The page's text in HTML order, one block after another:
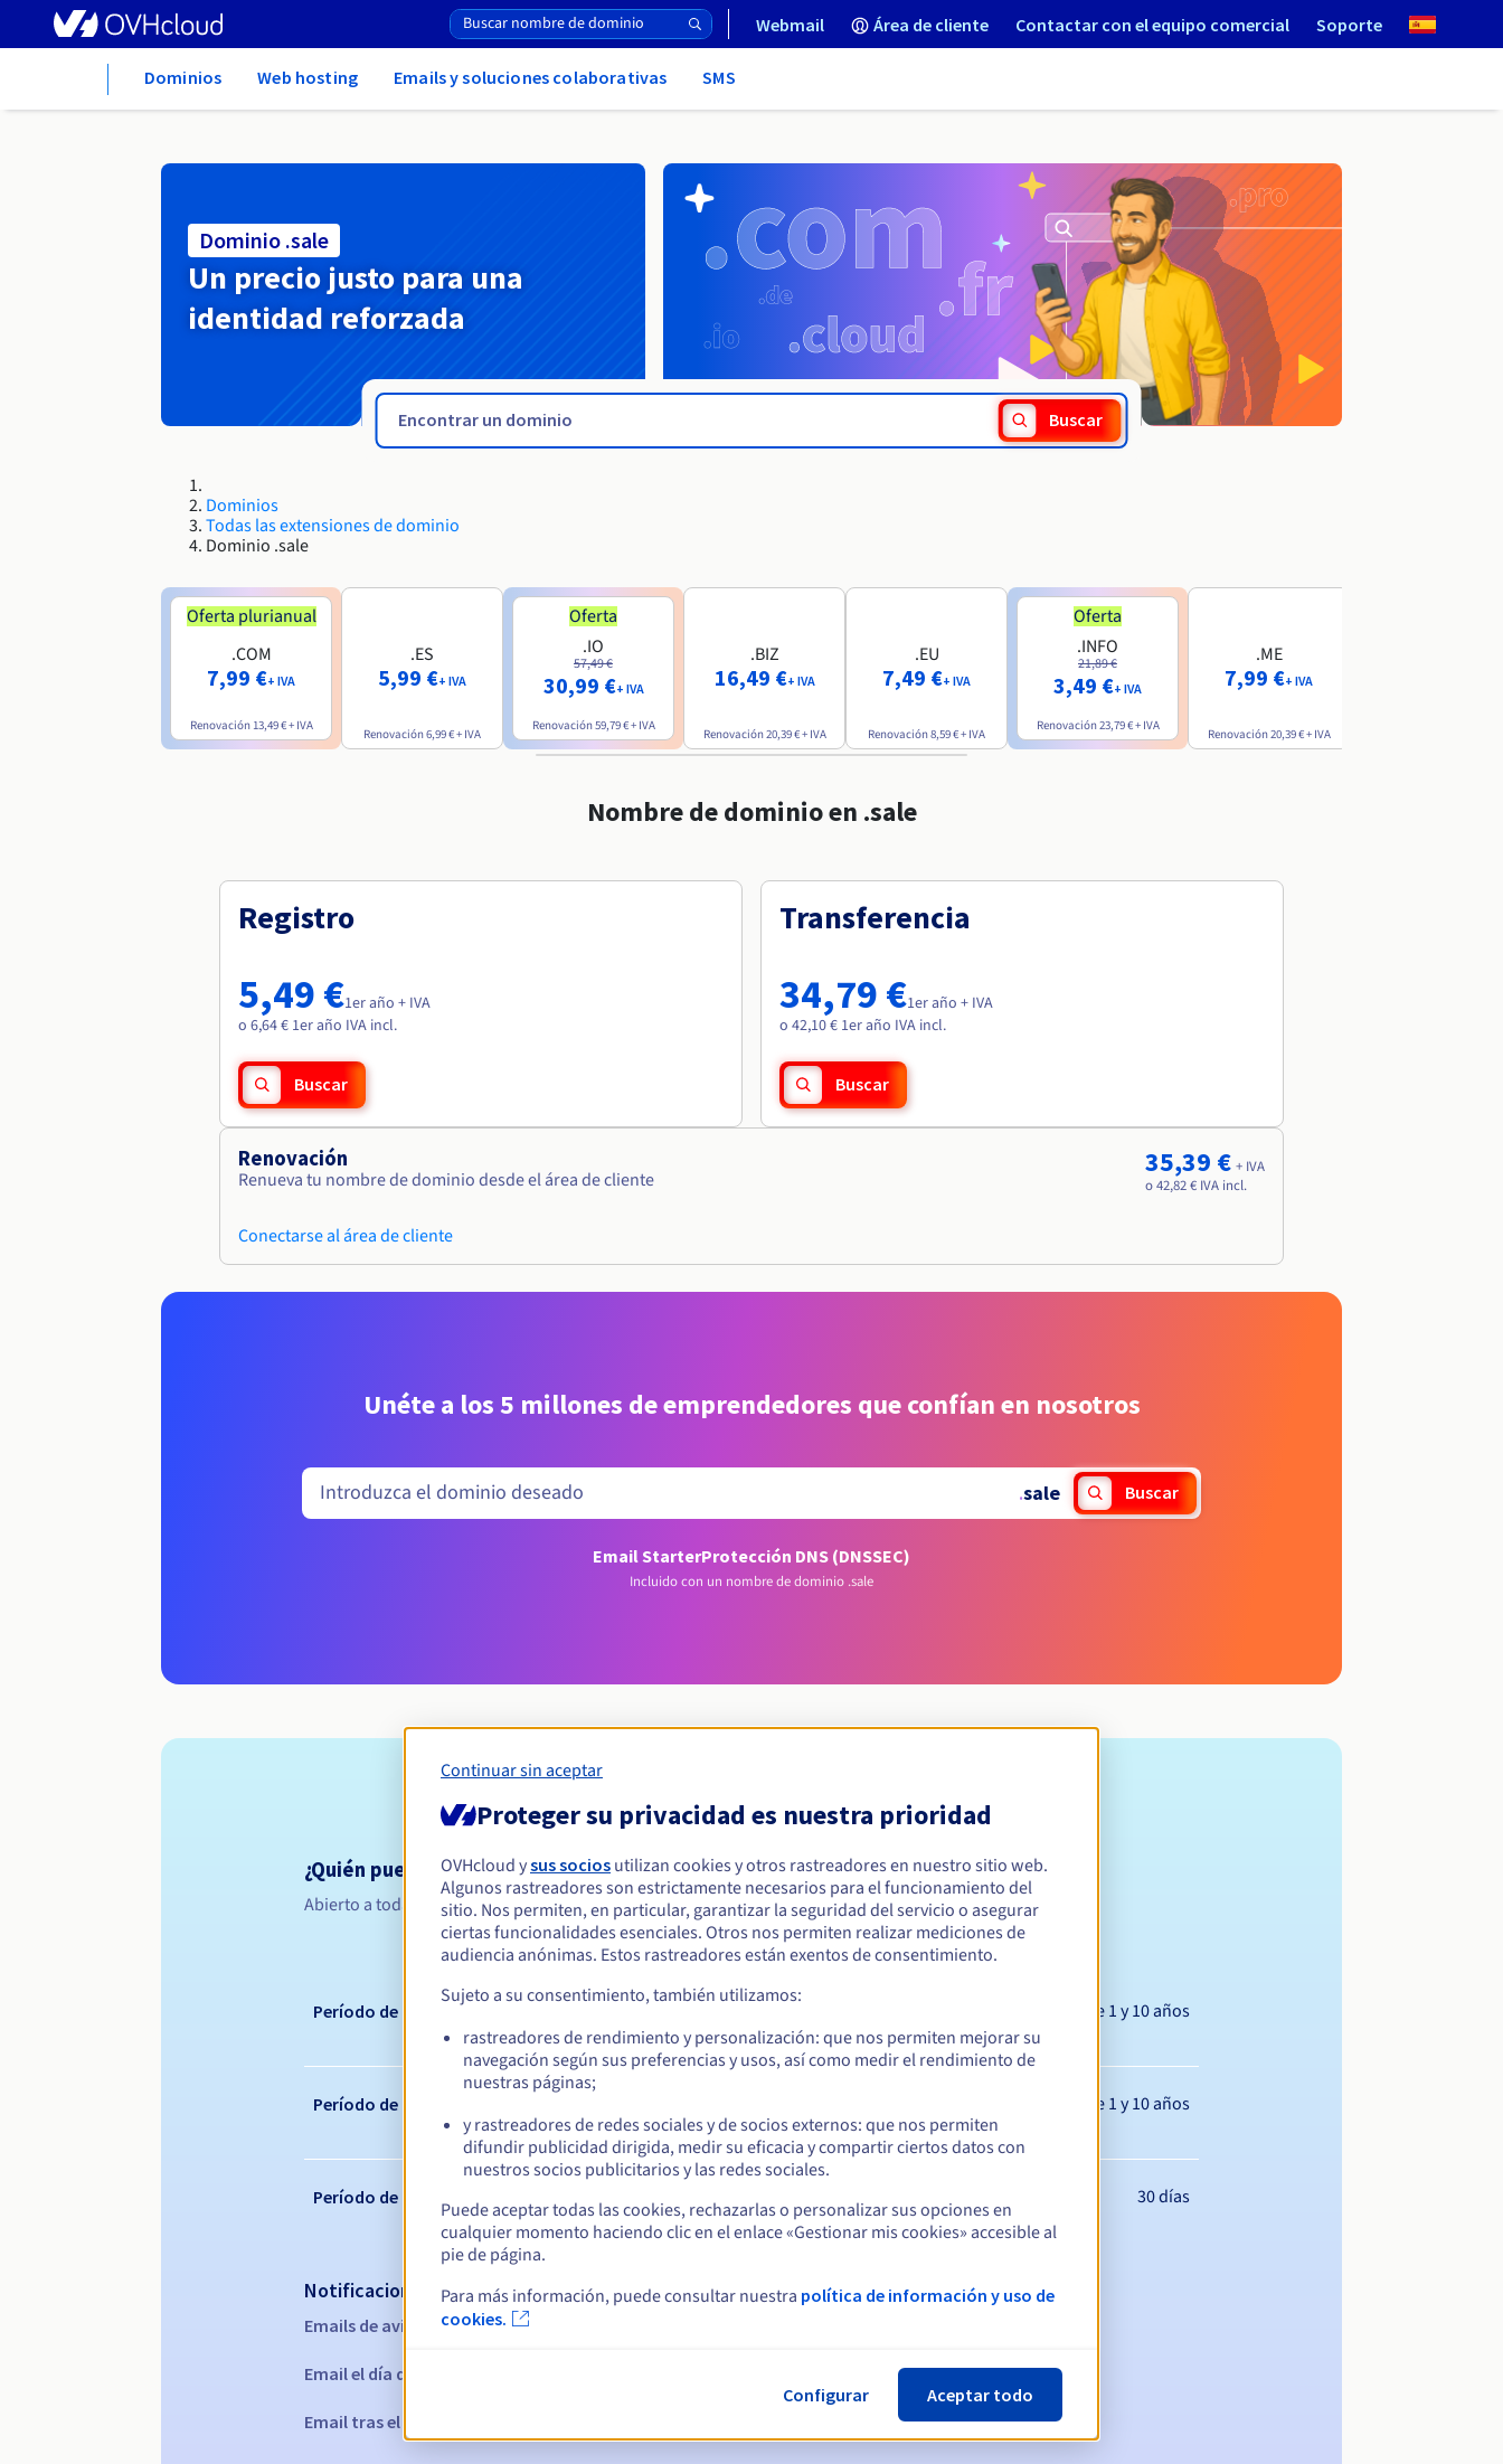
Webmail Área de cliente Contactar con el equipo comercial Soporte
Dominios Web hosting Emails y soluciones colaborativas SMS
Dominio .sale
Un precio justo para una
identidad reforzada
Buscar
Dominios
Todas las extensiones de dominio
Dominio .sale
Oferta plurianual
.COM
7,99 €+ IVA
Renovación 13,49 €+ IVA
.ES
5,99 €+ IVA
Renovación6,99 €+ IVA
Oferta
.IO
57,49 €
30,99 €+ IVA
Renovación59,79 €+ IVA
.BIZ
16,49 €+ IVA
Renovación20,39 €+ IVA
.EU
7,49 €+ IVA
Renovación8,59 €+ IVA
Oferta
.INFO
21,89 €
3,49 €+ IVA
Renovación23,79 €+ IVA
.ME
7,99 €+ IVA
Renovación20,39 €+ IVA
Nombre de dominio en .sale
Registro
5,49 €1er año + IVA
o 6,64 € 1er año IVA incl.
Buscar
Transferencia
34,79 €1er año + IVA
o 42,10 € 1er año IVA incl.
Buscar
Renovación
Renueva tu nombre de dominio desde el área de cliente
Conectarse al área de cliente
35,39 € + IVA
o 42,82 € IVA incl.
Unéte a los 5 millones de emprendedores que confían en nosotros
.sale Buscar
Email StarterProtección DNS (DNSSEC)
Incluido con un nombre de dominio .sale
Condiciones de elegibilidad
¿Quién puede registrar un .sale?
Abierto a todas las personas físicas o jurídicas, sin restricción geográfica.
Reglas de gestión y notificaciones
Período de registro Entre 1 y 10 años
Período de renovación Entre 1 y 10 años
Período de redención 30 días
Notificaciones automáticas:
Emails de aviso: 60, 30, 15, 7 y 3 días antes de la fecha de vencimiento
Email el día del vencimiento para notificar la suspensión del nombre de dominio
Email tras el periodo de gracia de redención para notificar la eliminación del nombre de dominio
Continuar sin aceptar
Proteger su privacidad es nuestra prioridad
OVHcloud ysus socios utilizan cookies y otros rastreadores en nuestro sitio web.
Algunos rastreadores son estrictamente necesarios para el funcionamiento del
sitio. Nos permiten, en particular, garantizar la seguridad del servicio o asegurar
ciertas funcionalidades esenciales. Otros nos permiten realizar mediciones de
audiencia anónimas. Estos rastreadores están exentos de consentimiento.
Sujeto a su consentimiento, también utilizamos:
rastreadores de rendimiento y personalización: que nos permiten mejorar su
navegación según sus preferencias y usos, así como medir el rendimiento de
nuestras páginas;
y rastreadores de redes sociales y de socios externos: que nos permiten
difundir publicidad dirigida, medir su eficacia y compartir ciertos datos con
nuestros socios publicitarios y las redes sociales.
Puede aceptar todas las cookies, rechazarlas o personalizar sus opciones en
cualquier momento haciendo clic en el enlace «Gestionar mis cookies» accesible al
pie de página.
Para más información, puede consultar nuestra política de información y uso de
cookies.
Configurar Aceptar todo